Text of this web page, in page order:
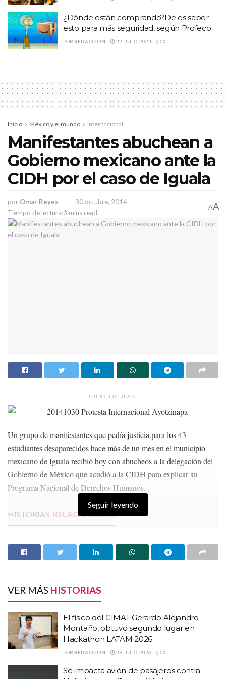
de mantener “un nivel básico de privacidad”, pero que el deseo de
privacidad lo detenía en su trabajo por el beneficio de los demás.
Temas: apple género Tim Cook
¿Dónde están comprando?De es saber
esto para más seguridad, según Profeco
POR REDACCIÓN 22 JULIO, 2024 0
Inicio México y el mundo Internacional
Manifestantes abuchean a
Gobierno mexicano ante la
CIDH por el caso de Iguala
por Omar Reyes
30 octubre, 2014
Tiempo de lectura:3 mins read
AA
PUBLICIDAD
Un grupo de manifestantes que pedía justicia para los 43
estudiantes desaparecidos hace más de un mes en el municipio
mexicano de Iguala recibió hoy con abucheos a la delegación del
Gobierno de México que acudió a la CIDH para explicar su
Programa Nacional de Derechos Humanos.
HISTORIAS RELACIONADAS
obtuvo segundo lugar en Hackathon LATAM
2026
Helicóptero militar en Washington
Equipo de Trump evalúa “ligera invasión” a
México para eliminar a líderes de cárteles
Los manifestantes gritaron “¡Criminales, asesinos!” a los
funcionarios mexicanos que tienen previsto intervenir hoy en el
153 periodo de sesiones de la Comisión Interamericana de
Seguir leyendo
VER MÁS HISTORIAS
El físico del CIMAT Gerardo Alejandro
Montaño, obtuvo segundo lugar en
Hackathon LATAM 2026
POR REDACCIÓN 29 JULIO, 2026 0
Se impacta avión de pasajeros contra